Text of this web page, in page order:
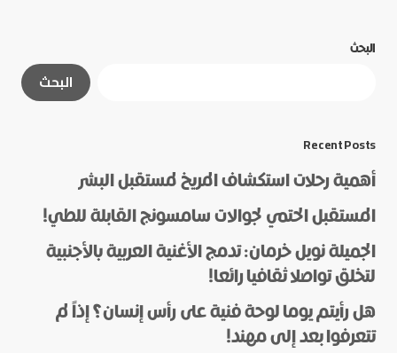
الحقول الإلزامية
Name
*
البحث
البحث
Recent Posts
أهمية رحلات استكشاف المريخ لمستقبل البشر
المستقبل الحتمي لجوالات سامسونج القابلة للطي!
الجميلة نويل خرمان: تدمج الأغنية العربية بالأجنبية
لتخلق تواصلا ثقافيا رائعا!
هل رأيتم يوما لوحة فنية على رأس إنسان؟ إذاً لم
تتعرفوا بعد إلى مهند!